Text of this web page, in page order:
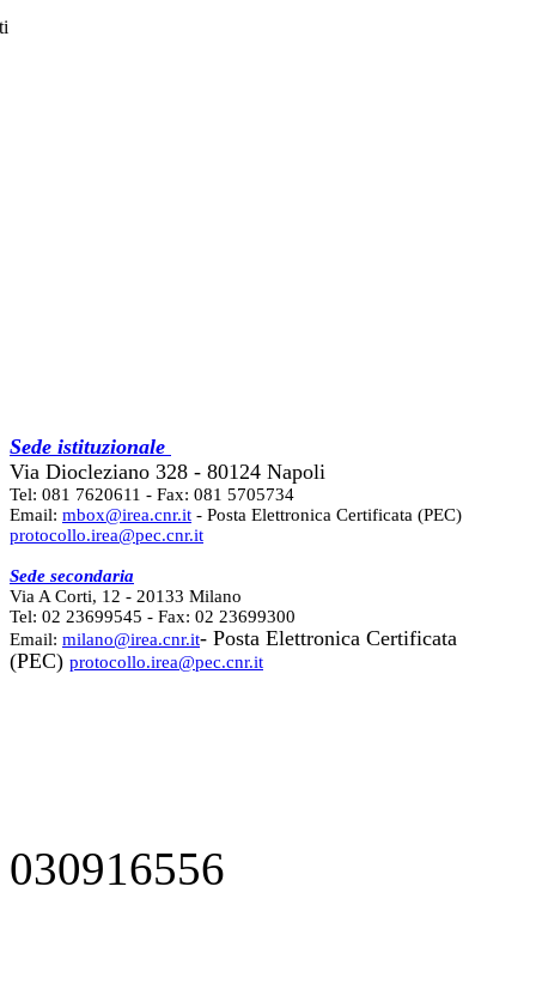
Sede istituzionale
Via Diocleziano 328 - 80124 Napoli
Tel: 081 7620611 - Fax: 081 5705734
Email: mbox@irea.cnr.it - Posta Elettronica Certificata (PEC)
protocollo.irea@pec.cnr.it
Sede secondaria
Via A Corti, 12 - 20133 Milano
Tel: 02 23699545 - Fax: 02 23699300
Email: milano@irea.cnr.it- Posta Elettronica Certificata
(PEC) protocollo.irea@pec.cnr.it
030916556